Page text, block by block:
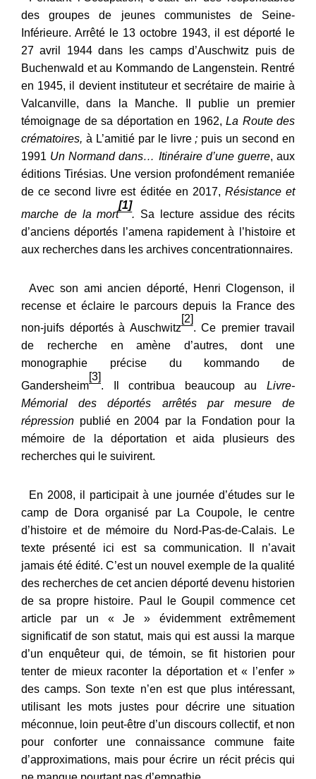
des groupes de jeunes communistes de Seine-
Inférieure. Arrêté le 13 octobre 1943, il est déporté le
27 avril 1944 dans les camps d’Auschwitz puis de
Buchenwald et au Kommando de Langenstein. Rentré
en 1945, il devient instituteur et secrétaire de mairie à
Valcanville, dans la Manche. Il publie un premier
témoignage de sa déportation en 1962, La Route des
crématoires, à L’amitié par le livre ; puis un second en
1991 Un Normand dans… Itinéraire d’une guerre, aux
éditions Tirésias. Une version profondément remaniée
de ce second livre est éditée en 2017, Résistance et
marche de la mort
[1]
. Sa lecture assidue des récits
d’anciens déportés l’amena rapidement à l’histoire et
aux recherches dans les archives concentrationnaires.
Avec son ami ancien déporté, Henri Clogenson, il
recense et éclaire le parcours depuis la France des
non-juifs déportés à Auschwitz
[2]
. Ce premier travail
de recherche en amène d’autres, dont une
monographie précise du kommando de
Gandersheim
[3]
. Il contribua beaucoup au Livre-
Mémorial des déportés arrêtés par mesure de
répression publié en 2004 par la Fondation pour la
mémoire de la déportation et aida plusieurs des
recherches qui le suivirent.
En 2008, il participait à une journée d’études sur le
camp de Dora organisé par La Coupole, le centre
d’histoire et de mémoire du Nord-Pas-de-Calais. Le
texte présenté ici est sa communication. Il n’avait
jamais été édité. C’est un nouvel exemple de la qualité
des recherches de cet ancien déporté devenu historien
de sa propre histoire. Paul le Goupil commence cet
article par un « Je » évidemment extrêmement
significatif de son statut, mais qui est aussi la marque
d’un enquêteur qui, de témoin, se fit historien pour
tenter de mieux raconter la déportation et « l’enfer »
des camps. Son texte n’en est que plus intéressant,
utilisant les mots justes pour décrire une situation
méconnue, loin peut-être d’un discours collectif, et non
pour conforter une connaissance commune faite
d’approximations, mais pour écrire un récit précis qui